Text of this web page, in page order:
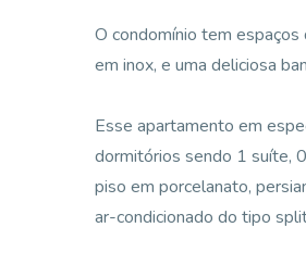
O condomínio tem espaços
em inox, e uma deliciosa
Esse apartamento em
dormitórios sendo 1 suíte,
piso em porcelanato,
ar-condicionado do tipo